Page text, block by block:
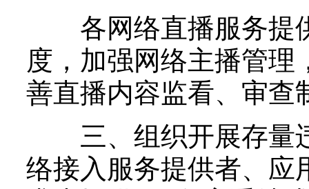
各网络直播服务提
度，加强网络主播管理
善直播内容监看、审查
三、组织开展存量
络接入服务提供者、应